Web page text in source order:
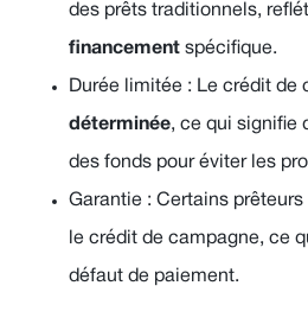
des prêts traditionnels,
financementspécifique.
Durée limitée : Le crédit de
déterminée, ce qui signifie
des fonds pour éviter les
Garantie : Certains
le crédit de campagne, ce
défaut de paiement.